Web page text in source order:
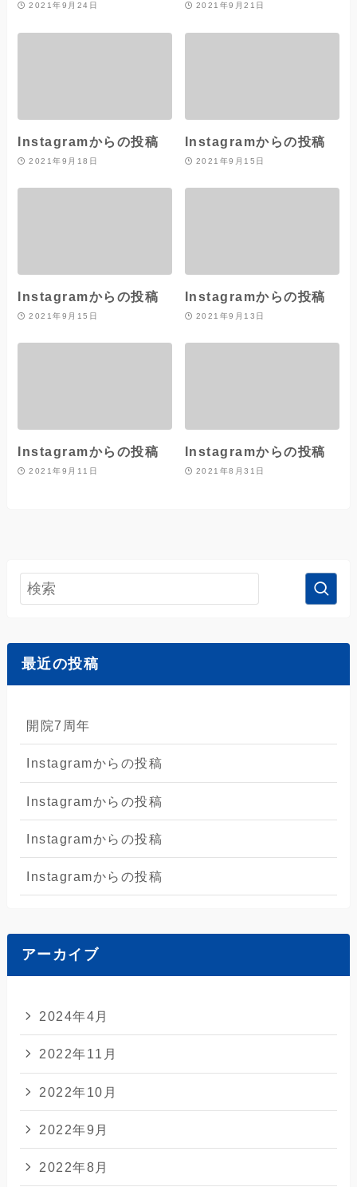
2021年9月24日 2021年9月21日
Instagramからの投稿
2021年9月18日
Instagramからの投稿
2021年9月15日
Instagramからの投稿
2021年9月15日
Instagramからの投稿
2021年9月13日
Instagramからの投稿
2021年9月11日
Instagramからの投稿
2021年8月31日
最近の投稿
開院7周年
Instagramからの投稿
Instagramからの投稿
Instagramからの投稿
Instagramからの投稿
アーカイブ
2024年4月
2022年11月
2022年10月
2022年9月
2022年8月